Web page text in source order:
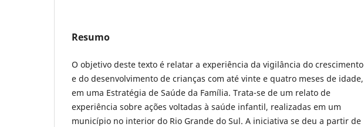
Resumo
O objetivo deste texto é relatar a experiência da vigilância do crescimento
e do desenvolvimento de crianças com até vinte e quatro meses de idade,
em uma Estratégia de Saúde da Família. Trata-se de um relato de
experiência sobre ações voltadas à saúde infantil, realizadas em um
município no interior do Rio Grande do Sul. A iniciativa se deu a partir de